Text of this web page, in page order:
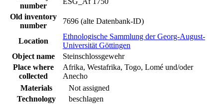
number
Old inventory
number
7696 (alte Datenbank-ID)
Location
Ethnologische Sammlung der Georg-August-
Universität Göttingen
Object name
Steinschlossgewehr
Place where
collected
Afrika, Westafrika, Togo, Lomé und/oder
Anecho
Materials
Not assigned
Technology
beschlagen